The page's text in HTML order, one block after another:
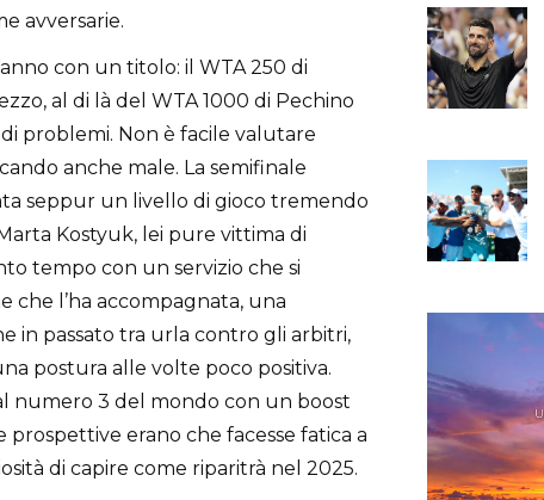
avversarie.
con un titolo: il WTA 250 di
al di là del WTA 1000 di Pechino
problemi. Non è facile valutare
anche male. La semifinale
seppur un livello di gioco tremendo
Kostyuk, lei pure vittima di
tempo con un servizio che si
che l’ha accompagnata, una
in passato tra urla contro gli arbitri,
postura alle volte poco positiva.
numero 3 del mondo con un boost
erano che facesse fatica a
di capire come riparitrà nel 2025.